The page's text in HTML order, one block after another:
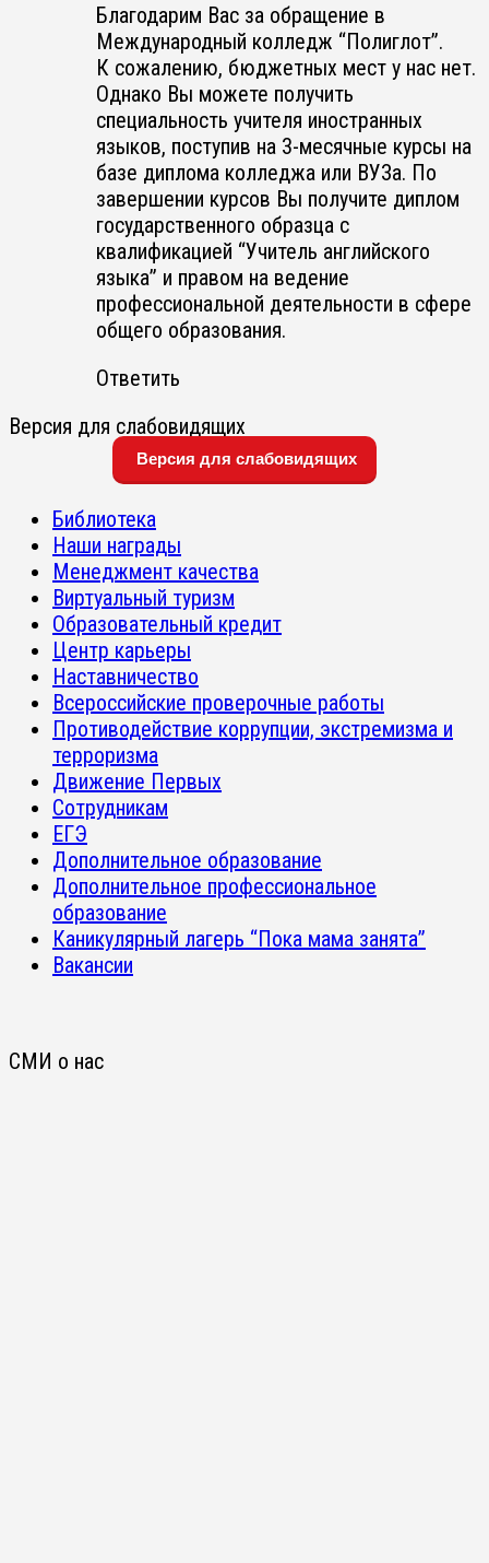
Благодарим Вас за обращение в
Международный колледж “Полиглот”.
К сожалению, бюджетных мест у нас нет.
Однако Вы можете получить
специальность учителя иностранных
языков, поступив на 3-месячные курсы на
базе диплома колледжа или ВУЗа. По
завершении курсов Вы получите диплом
государственного образца с
квалификацией “Учитель английского
языка” и правом на ведение
профессиональной деятельности в сфере
общего образования.
Ответить
Версия для слабовидящих
Версия для слабовидящих
Библиотека
Наши награды
Менеджмент качества
Виртуальный туризм
Образовательный кредит
Центр карьеры
Наставничество
Всероссийские проверочные работы
Противодействие коррупции, экстремизма и
терроризма
Движение Первых
Сотрудникам
ЕГЭ
Дополнительное образование
Дополнительное профессиональное
образование
Каникулярный лагерь “Пока мама занята”
Вакансии
СМИ о нас